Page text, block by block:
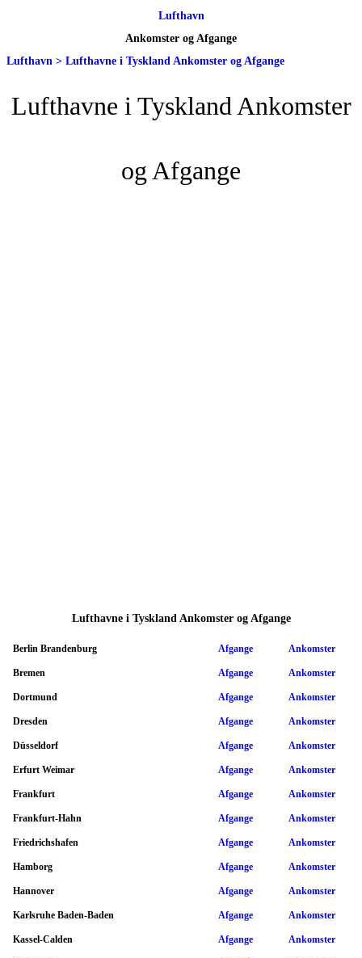
Lufthavn
Ankomster og Afgange
Lufthavn > Lufthavne i Tyskland Ankomster og Afgange
Lufthavne i Tyskland Ankomster
og Afgange
Lufthavne i Tyskland Ankomster og Afgange
Berlin Brandenburg Afgange Ankomster
Bremen Afgange Ankomster
Dortmund Afgange Ankomster
Dresden Afgange Ankomster
Düsseldorf Afgange Ankomster
Erfurt Weimar Afgange Ankomster
Frankfurt Afgange Ankomster
Frankfurt-Hahn Afgange Ankomster
Friedrichshafen Afgange Ankomster
Hamborg Afgange Ankomster
Hannover Afgange Ankomster
Karlsruhe Baden-Baden Afgange Ankomster
Kassel-Calden Afgange Ankomster